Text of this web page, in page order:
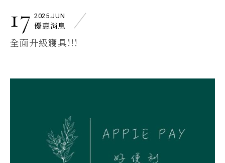
17 2025.JUN
優惠消息
全面升級寢具!!!